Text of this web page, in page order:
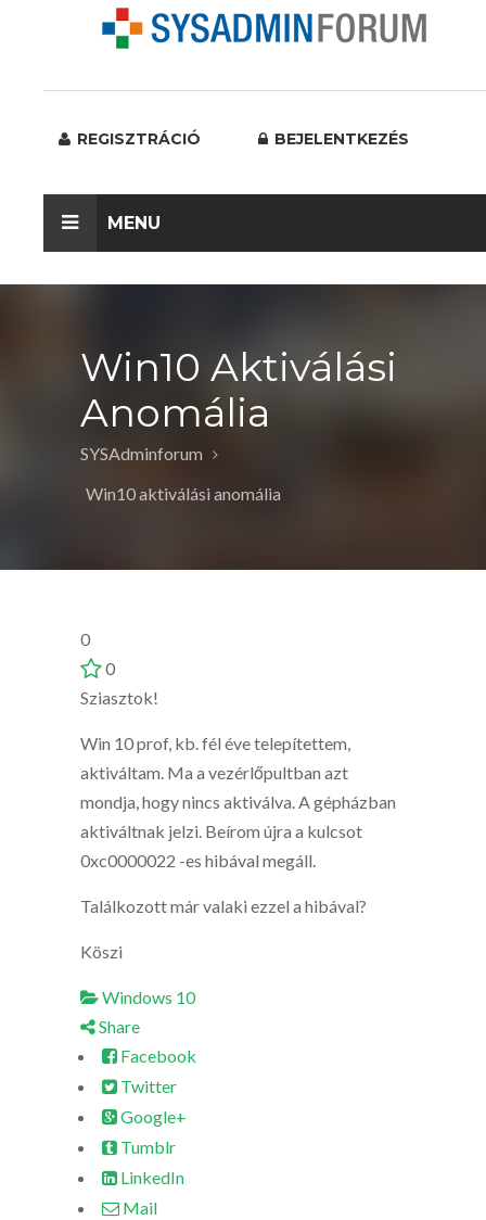
REGISZTRÁCIÓ BEJELENTKEZÉS
MENU
Win10 Aktiválási
Anomália
SYSAdminforum
Win10 aktiválási anomália
0
0
Sziasztok!
Win 10 prof, kb. fél éve telepítettem,
aktiváltam. Ma a vezérlőpultban azt
mondja, hogy nincs aktiválva. A gépházban
aktiváltnak jelzi. Beírom újra a kulcsot
0xc0000022 -es hibával megáll.
Találkozott már valaki ezzel a hibával?
Köszi
Windows 10
Share
Facebook
Twitter
Google+
Tumblr
LinkedIn
Mail